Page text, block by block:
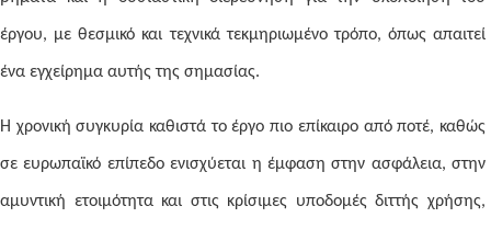
έργου, με θεσμικό και τεχνικά τεκμηριωμένο τρόπο, όπως απαιτεί
ένα εγχείρημα αυτής της σημασίας.
Η χρονική συγκυρία καθιστά το έργο πιο επίκαιρο από ποτέ, καθώς
σε ευρωπαϊκό επίπεδο ενισχύεται η έμφαση στην ασφάλεια, στην
αμυντική ετοιμότητα και στις κρίσιμες υποδομές διττής χρήσης,